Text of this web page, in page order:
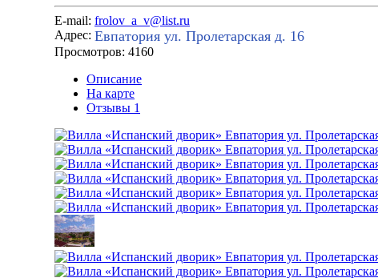
E-mail: frolov_a_v@list.ru
Адрес: Евпатория ул. Пролетарская д. 16
Просмотров: 4160
Описание
На карте
Отзывы 1